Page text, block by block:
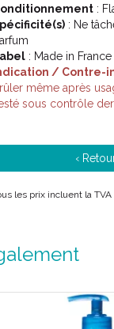
:
: Ne
: Made in France
/ Contre-
même après
sous contrôle
‹
les prix incluent la